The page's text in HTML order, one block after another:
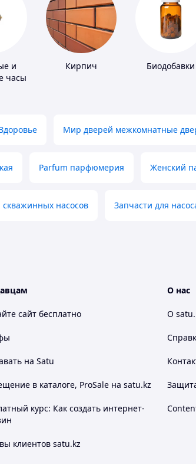
и
часы
Кирпич Биодобавки
Мир дверей межкомнатные
Parfum парфюмерия Женский
скважинных насосов Запчасти для
сайт бесплатно
на Satu
в каталоге, ProSale на satu.kz
курс: Как создать интернет-
клиентов satu.kz
О нас
О